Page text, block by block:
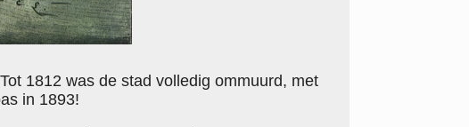
1812 was de stad volledig ommuurd, met
in 1893!